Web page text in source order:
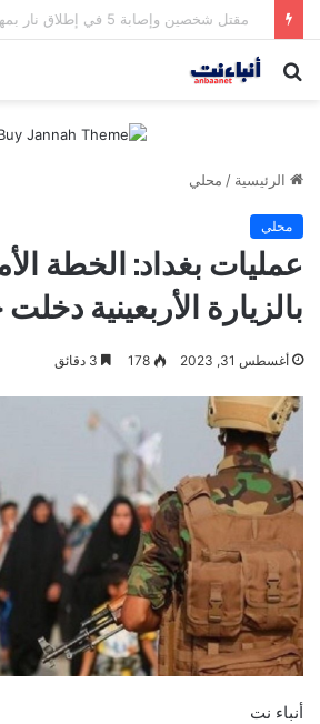
بحث
الرئيسية / محلي
محلي
عمليات بغداد: الخطة
بالزيارة الأربعينية دخلت
أغسطس 31, 2023 178
أنباء نت